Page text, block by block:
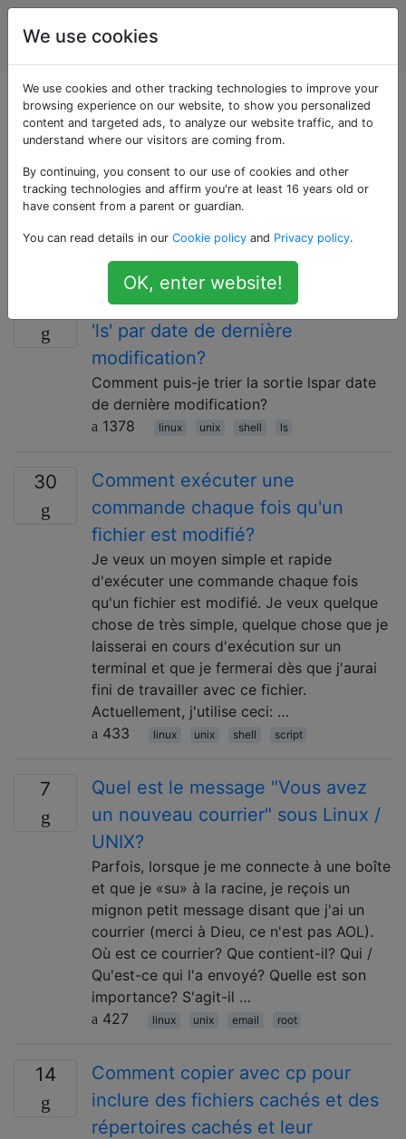
Utilisateurs
d'ordinateur
Questions marquées
«unix»
Unix est un système d'exploitation informatique
1969 par un groupe d'employés d'AT & T chez Bell
Comment puis-je trier la sortie de
'ls' par date de dernière
modification?
Comment puis-je trier la sortie lspar date
de dernière modification?
1378
linux unix shell ls
30
Comment exécuter une
commande chaque fois qu'un
fichier est modifié?
Je veux un moyen simple et rapide
d'exécuter une commande chaque fois
qu'un fichier est modifié. Je veux quelque
chose de très simple, quelque chose que je
laisserai en cours d'exécution sur un
terminal et que je fermerai dès que j'aurai
fini de travailler avec ce fichier.
Actuellement, j'utilise ceci: …
433
linux unix shell script
7
Quel est le message "Vous avez
un nouveau courrier" sous Linux /
UNIX?
Parfois, lorsque je me connecte à une boîte
et que je «su» à la racine, je reçois un
mignon petit message disant que j'ai un
courrier (merci à Dieu, ce n'est pas AOL).
Où est ce courrier? Que contient-il? Qui /
Qu'est-ce qui l'a envoyé? Quelle est son
importance? S'agit-il …
427
linux unix email root
14
Comment copier avec cp pour
inclure des fichiers cachés et des
répertoires cachés et leur
We use cookies
We use cookies and other tracking technologies to improve your
browsing experience on our website, to show you personalized
content and targeted ads, to analyze our website traffic, and to
understand where our visitors are coming from.
By continuing, you consent to our use of cookies and other
tracking technologies and affirm you're at least 16 years old or
have consent from a parent or guardian.
You can read details in our Cookie policy and Privacy policy.
OK, enter website!